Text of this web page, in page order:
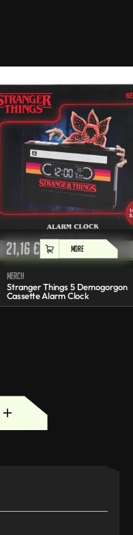
21,16€ MORE
Merch
Stranger Things 5 Demogorgon
Cassette Alarm Clock